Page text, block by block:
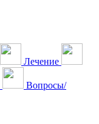
Лечение
Вопросы/